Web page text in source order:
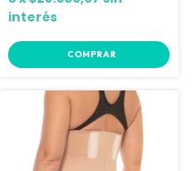
interés
COMPRAR